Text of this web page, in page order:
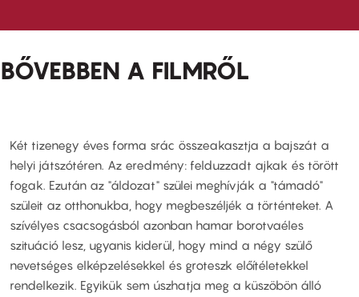
BŐVEBBEN A FILMRŐL
Két tizenegy éves forma srác összeakasztja a bajszát a
helyi játszótéren. Az eredmény: felduzzadt ajkak és törött
fogak. Ezután az "áldozat" szülei meghívják a "támadó"
szüleit az otthonukba, hogy megbeszéljék a történteket. A
szívélyes csacsogásból azonban hamar borotvaéles
szituáció lesz, ugyanis kiderül, hogy mind a négy szülő
nevetséges elképzelésekkel és groteszk előítéletekkel
rendelkezik. Egyikük sem úszhatja meg a küszöbön álló